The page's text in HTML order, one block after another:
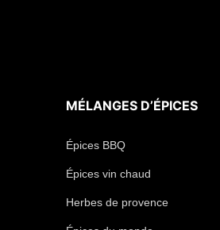
MÉLANGES D’ÉPICES
Épices BBQ
Épices vin chaud
Herbes de provence